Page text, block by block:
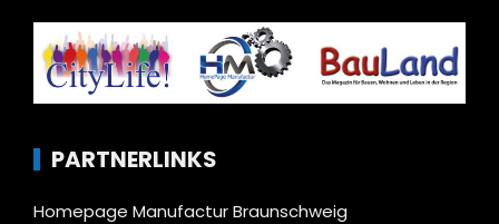
PARTNERLINKS
Homepage Manufactur Braunschweig